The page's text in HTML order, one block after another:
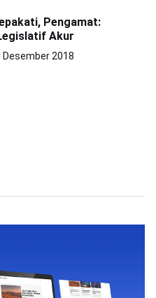
Pengamat:
Akur
Desember 2018